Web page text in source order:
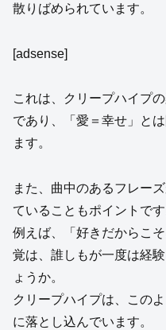
散りばめられています。
[adsense]
これは、クリープハイプ
であり、「愛＝幸せ」と
ます。
また、曲中のあるフレー
ていることもポイントです
例えば、「好きだからこ
覚は、誰しもが一度は経
ょうか。
クリープハイプは、この
に落とし込んでいます。